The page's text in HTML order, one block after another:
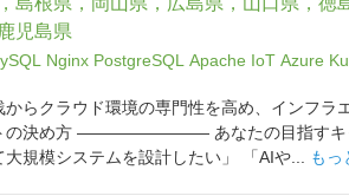
児島県
Nginx PostgreSQL Apache IoT Azure
からクラウド環境の専門性を高め、イ
の決め方 ―――――――― あなたの目指すキャ
規模システムを設計したい」 「AIや...
もっ